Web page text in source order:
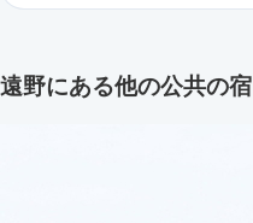
遠野にある他の公共の宿